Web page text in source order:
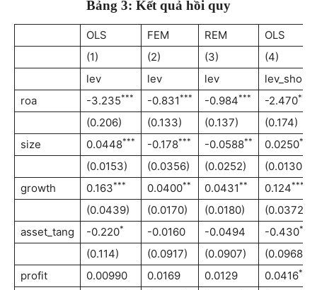
Bảng 3: Kết quả hồi quy
OLS FEM REM
OLS
(1)
(2) (3)
(4)
lev
lev lev
lev_short
roa
-3.235*** -0.831*** -0.984*** -2.470***
(0.206) (0.133) (0.137)
(0.174)
size
0.0448*** -0.178*** -0.0588** 0.0250*
(0.0153) (0.0356) (0.0252)
(0.0130)
growth
0.163*** 0.0400** 0.0431** 0.124***
(0.0439) (0.0170) (0.0180)
(0.0372)
asset_tang
-0.220* -0.0160 -0.0494 -0.430***
(0.114) (0.0917) (0.0907)
(0.0968)
profit
0.00990 0.0169 0.0129 0.0416***